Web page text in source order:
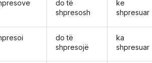
do të
shpresosh
do të
shpresojë
ke
shpresuar
ka
shpresuar